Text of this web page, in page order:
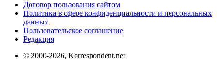
Договор пользования сайтом
Политика в сфере конфиденциальности и персональных
данных
Пользовательское соглашение
Редакция
© 2000-2026, Korrespondent.net